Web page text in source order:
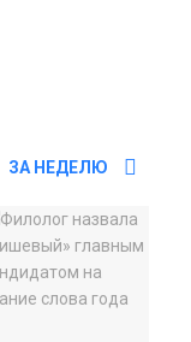
ЗА НЕДЕЛЮ